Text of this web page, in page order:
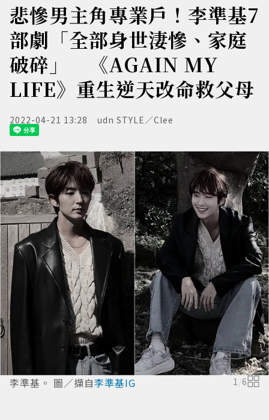
悲慘男主角專業戶！李準基7
部劇「全部身世淒慘、家庭
破碎」 《AGAIN MY
LIFE》重生逆天改命救父母
2022-04-21 13:28 udn STYLE／Clee
李準基。 圖／擷自李準基IG 1/6